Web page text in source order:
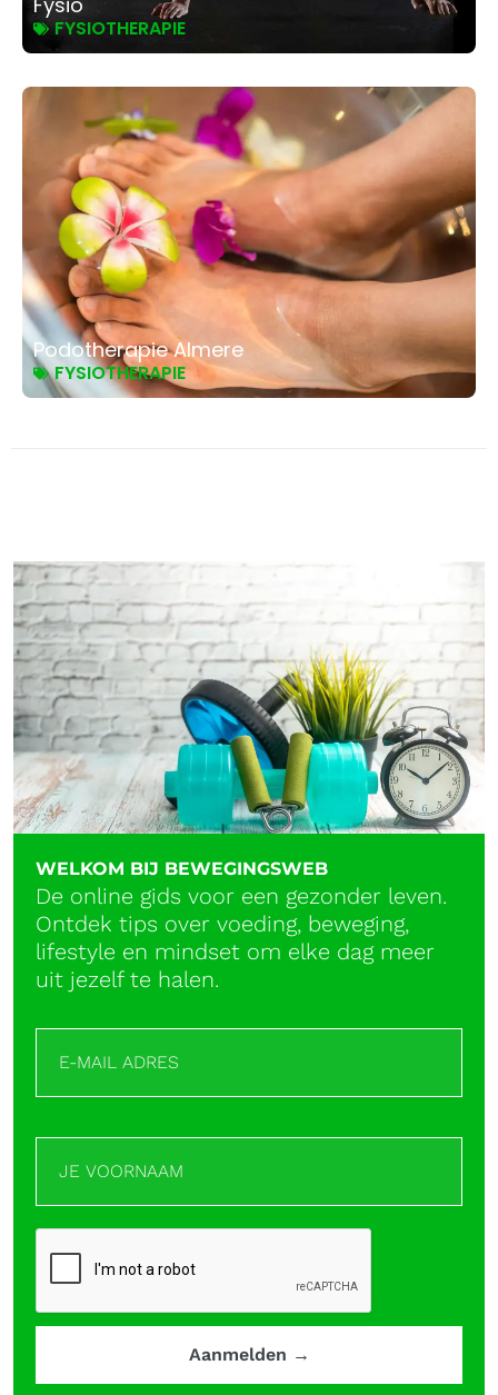
FYSIOTHERAPIE
Podotherapie Almere
FYSIOTHERAPIE
WELKOM BIJ BEWEGINGSWEB
De online gids voor een gezonder leven.
Ontdek tips over voeding, beweging,
lifestyle en mindset om elke dag meer
uit jezelf te halen.